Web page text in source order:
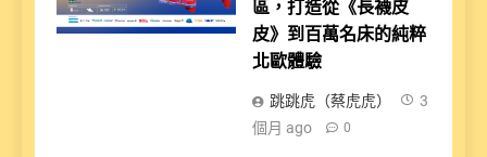
區，打造從《長襪皮
皮》到百萬名床的純粹
北歐體驗
跳跳虎（蔡虎虎）
3
個月 ago
0